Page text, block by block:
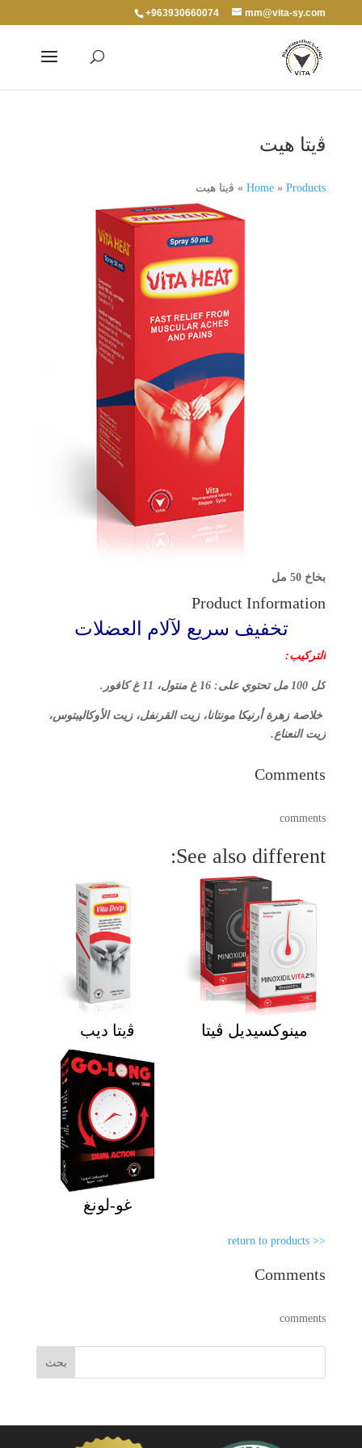
+963930660074 mm@vita-sy.com
ﭬيتا هيت
Home »Products
» ﭬيتا هيت
بخاخ 50 مل
Product Information
تخفيف سريع لآلام العضلات
التركيب:
كل 100 مل تحتوي على: 16 غ منتول، 11 غ كافور.
خلاصة زهرة أرنيكا مونتانا، زيت القرنفل، زيت الأوكاليبتوس،
زيت النعناع.
Comments
comments
See also different:
ﭬيتا ديب مينوكسيديل ڨيتا
غو-لونغ
<< return to products
Comments
comments